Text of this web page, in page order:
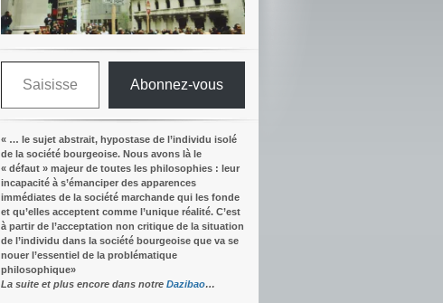
Saisissez votre adresse e-mail…
Abonnez-vous
« … le sujet abstrait, hypostase de l’individu isolé
de la société bourgeoise. Nous avons là le
« défaut » majeur de toutes les philosophies : leur
incapacité à s’émanciper des apparences
immédiates de la société marchande qui les fonde
et qu’elles acceptent comme l’unique réalité. C’est
à partir de l’acceptation non critique de la situation
de l’individu dans la société bourgeoise que va se
nouer l’essentiel de la problématique
philosophique»
La suite et plus encore dans notre Dazibao…